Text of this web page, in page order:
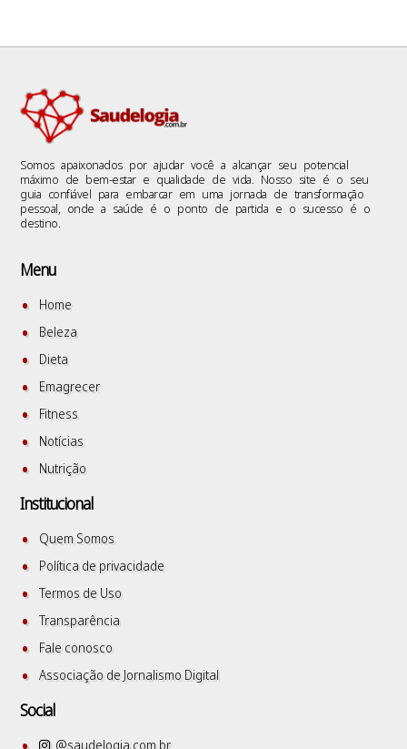
Somos apaixonados por ajudar você a alcançar seu potencial
máximo de bem-estar e qualidade de vida. Nosso site é o seu
guia confiável para embarcar em uma jornada de transformação
pessoal, onde a saúde é o ponto de partida e o sucesso é o
destino.
Menu
Home
Beleza
Dieta
Emagrecer
Fitness
Notícias
Nutrição
Institucional
Quem Somos
Política de privacidade
Termos de Uso
Transparência
Fale conosco
Associação de Jornalismo Digital
Social
@saudelogia.com.br